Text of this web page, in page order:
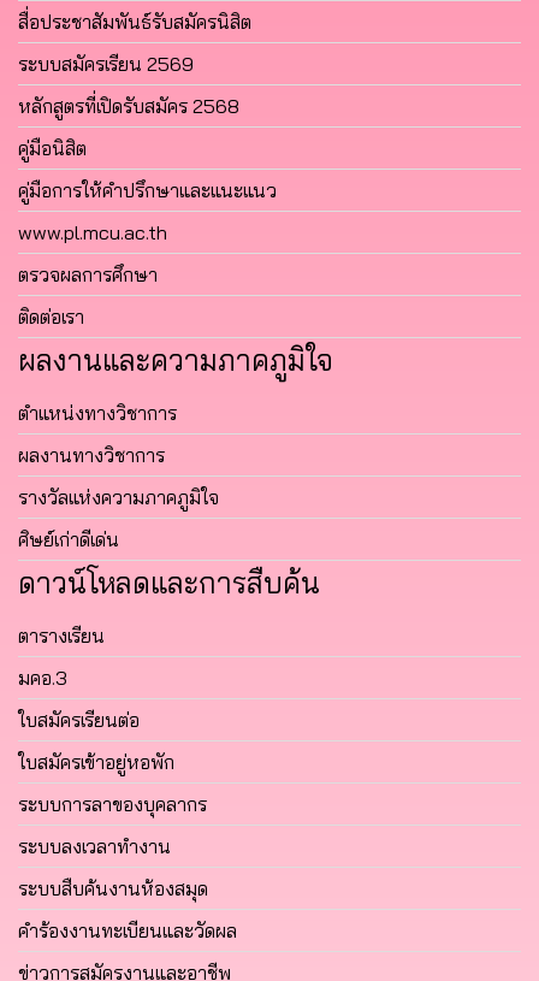
สื่อประชาสัมพันธ์รับสมัครนิสิต
ระบบสมัครเรียน 2569
หลักสูตรที่เปิดรับสมัคร 2568
คู่มือนิสิต
คู่มือการให้คำปรึกษาและแนะแนว
www.pl.mcu.ac.th
ตรวจผลการศึกษา
ติดต่อเรา
ผลงานและความภาคภูมิใจ
ตำแหน่งทางวิชาการ
ผลงานทางวิชาการ
รางวัลแห่งความภาคภูมิใจ
ศิษย์เก่าดีเด่น
ดาวน์โหลดและการสืบค้น
ตารางเรียน
มคอ.3
ใบสมัครเรียนต่อ
ใบสมัครเข้าอยู่หอพัก
ระบบการลาของบุคลากร
ระบบลงเวลาทำงาน
ระบบสืบค้นงานห้องสมุด
คำร้องงานทะเบียนและวัดผล
ข่าวการสมัครงานและอาชีพ